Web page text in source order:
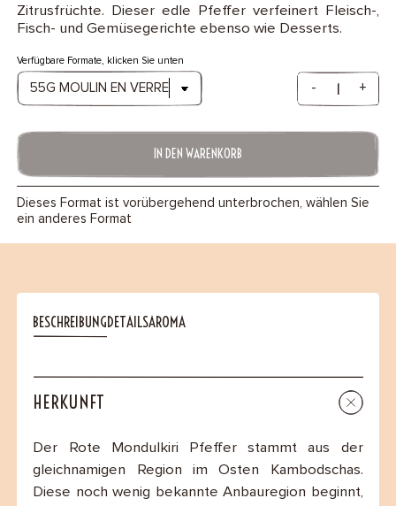
Zitrusfrüchte. Dieser edle Pfeffer verfeinert Fleisch-,
Fisch- und Gemüsegerichte ebenso wie Desserts.
Verfügbare Formate, klicken Sie unten
- +
IN DEN WARENKORB
Dieses Format ist vorübergehend unterbrochen, wählen Sie
ein anderes Format
BESCHREIBUNGDETAILSAROMA
HERKUNFT
Der Rote Mondulkiri Pfeffer stammt aus der
gleichnamigen Region im Osten Kambodschas.
Diese noch wenig bekannte Anbauregion beginnt,